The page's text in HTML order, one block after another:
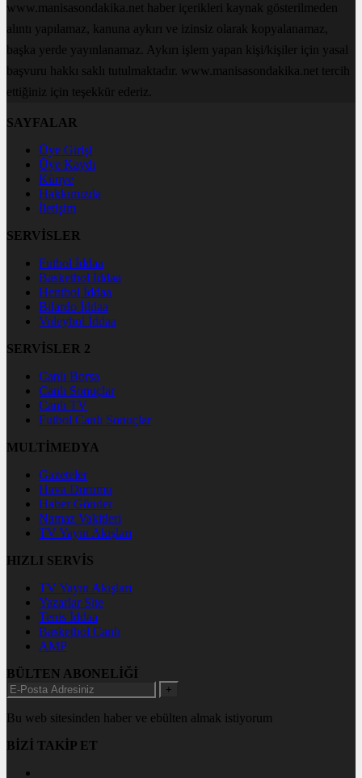
www.manisasondakika.net haber içerikleri kaynak gösterilmeden
alıntı yapılamaz, kanuna aykırı ve izinsiz olarak kopyalanamaz,
başka yerde yayınlanamaz. Aykırı işlem yapan kişi/kişiler için yasal
başvuru hakkı saklı tutulmaktadır. www.manisasondakika.net tercih
ettiğiniz için teşekkür ederiz.
SAYFALAR
Üye Girişi
Üye Kaydı
Künye
Hakkımızda
İletişim
SERVİSLER
Futbol İddaa
Basketbol İddaa
Hentbol İddaa
Bilardo İddaa
Voleybol İddaa
SERVİSLER 2
Canlı Borsa
Canlı Sonuçlar
Canlı TV
Futbol Canlı Sonuçlar
MULTİMEDYA
Gazeteler
Hava Durumu
Haber Gönder
Namaz Vakitleri
TV Yayın Akışları
HIZLI SERVİS
TV Yayın Akışları
Yazarlar Site
Tenis İddaa
Basketbol Canlı
AMP
BÜLTEN ABONELİĞİ
+
Bu web sitesinden haber ve ebülten almak istiyorum
BİZİ TAKİP ET